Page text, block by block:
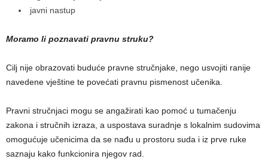
javni nastup
Moramo li poznavati pravnu struku?
Cilj nije obrazovati buduće pravne stručnjake, nego usvojiti ranije
navedene vještine te povećati pravnu pismenost učenika.
Pravni stručnjaci mogu se angažirati kao pomoć u tumačenju
zakona i stručnih izraza, a uspostava suradnje s lokalnim sudovima
omogućuje učenicima da se nađu u prostoru suda i iz prve ruke
saznaju kako funkcionira njegov rad.